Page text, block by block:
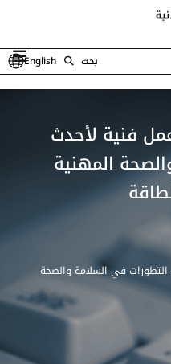
بحث English
فنية لأحدث
المهنية
في السلامة والصحة